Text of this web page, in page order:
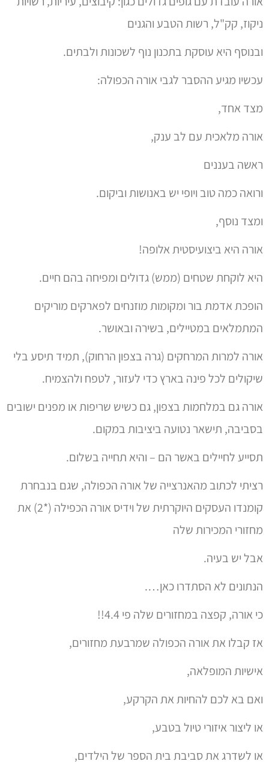
ניקוז, קק"ל, רשות הטבע והגנים
ובנוסף היא עוסקת בתכנון נוף לשכונות ולבתים.
עכשיו מגיע ההסבר לגבי אורה הכפולה:
מצד אחד,
אורה מלאכית עם לב ענק,
ראשה בעננים
ורואה כמה טוב ויופי יש באנושות וביקום.
ומצד נוסף,
אורה היא ביצועיסטית אלופה!
היא לוקחת שטחים (ממש) גדולים ומפיחה בהם חיים.
הופכת אדמת בור ומקומות מוזנחים לפארקים מוריקים
המתמלאים במטיילים, בשירה ובאושר.
אורה למרות המרחקים (גרה בצפון הרחוק), תמיד תיסע בלי
שיקולים לכל פינה בארץ כדי לעזור, לטפח ולהצמיח.
אורה גם במלחמות בצפון, גם כשיש שריפות או מפנים ישובים
בסביבה, תישאר נטועה ביציבות במקום.
תסייע לחיילים באשר הם – והיא תחייה בשלום.
רציתי לכתוב מהאנרצייה של אורה הכפולה, שגם בנבחרת
קומנדו העסקים היוקרתית של וידיס אורה הכפילה (*2) את
מחזורי המכירות שלה
אבל יש בעיה.
הנתונים לא הסתדרו כאן….
כי אורה, קפצה במחזורים שלה פי 4.4!!
אז קבלו את אורה הכפולה שמרבעת מחזורים,
אישיות המופלאה,
ואם בא לכם להחיות את הקרקע,
או ליצור איזורי טיול בטבע,
או לשדרג את סביבת בית הספר של הילדים,